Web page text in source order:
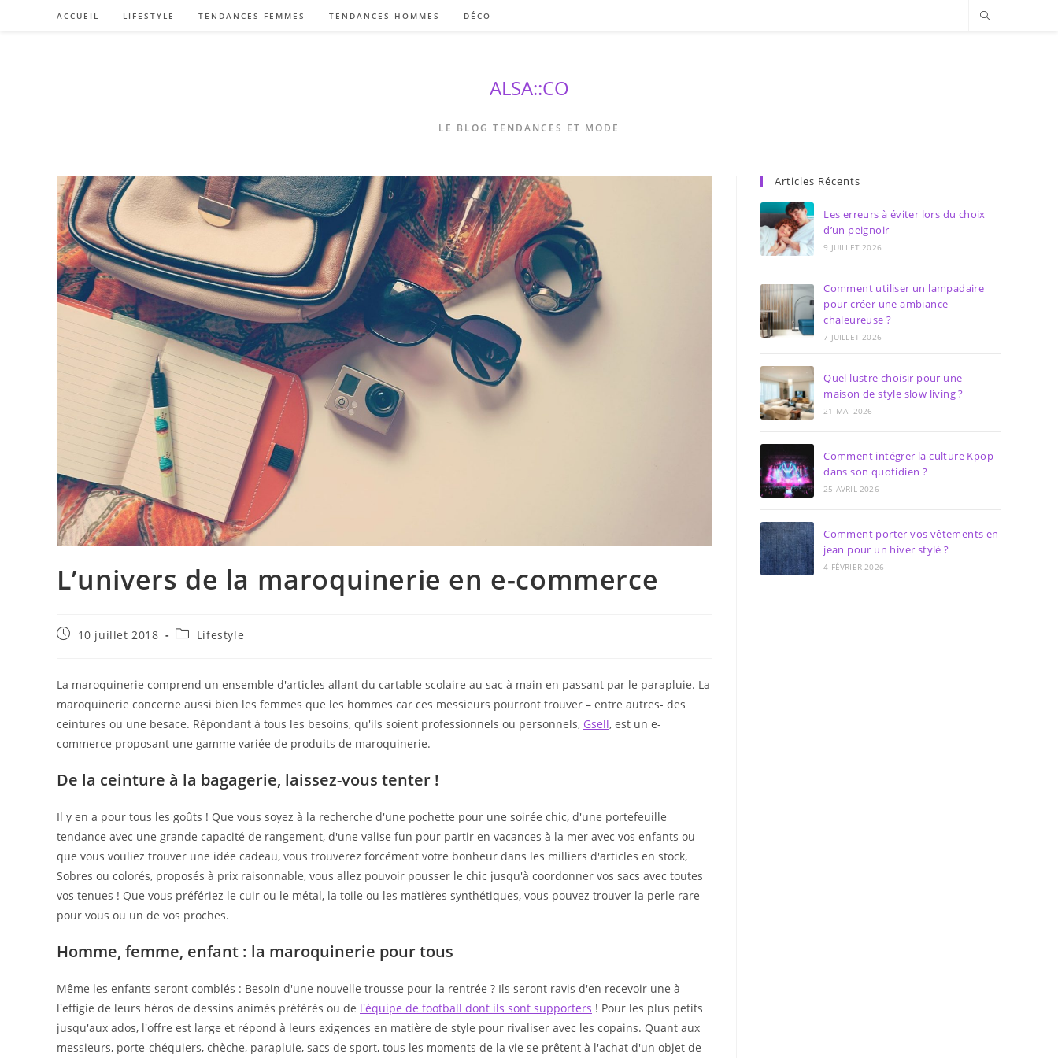
ACCUEIL LIFESTYLE TENDANCES FEMMES TENDANCES HOMMES DÉCO
ALSA::CO
LE BLOG TENDANCES ET MODE
L’univers de la maroquinerie en e-commerce
Publication
10 juillet 2018
PostLifestyle
La maroquinerie comprend un ensemble d'articles allant du cartable scolaire au sac à main en passant par le parapluie. La
maroquinerie concerne aussi bien les femmes que les hommes car ces messieurs pourront trouver – entre autres- des
ceintures ou une besace. Répondant à tous les besoins, qu'ils soient professionnels ou personnels, Gsell, est un e-
commerce proposant une gamme variée de produits de maroquinerie.
De la ceinture à la bagagerie, laissez-vous tenter !
Il y en a pour tous les goûts ! Que vous soyez à la recherche d'une pochette pour une soirée chic, d'une portefeuille
tendance avec une grande capacité de rangement, d'une valise fun pour partir en vacances à la mer avec vos enfants ou
que vous vouliez trouver une idée cadeau, vous trouverez forcément votre bonheur dans les milliers d'articles en stock,
Sobres ou colorés, proposés à prix raisonnable, vous allez pouvoir pousser le chic jusqu'à coordonner vos sacs avec toutes
vos tenues ! Que vous préfériez le cuir ou le métal, la toile ou les matières synthétiques, vous pouvez trouver la perle rare
pour vous ou un de vos proches.
Homme, femme, enfant : la maroquinerie pour tous
Même les enfants seront comblés : Besoin d'une nouvelle trousse pour la rentrée ? Ils seront ravis d'en recevoir une à
l'effigie de leurs héros de dessins animés préférés ou de l'équipe de football dont ils sont supporters ! Pour les plus petits
jusqu'aux ados, l'offre est large et répond à leurs exigences en matière de style pour rivaliser avec les copains. Quant aux
messieurs, porte-chéquiers, chèche, parapluie, sacs de sport, tous les moments de la vie se prêtent à l'achat d'un objet de
Articles Récents
Les erreurs à éviter lors du choix
d’un peignoir
9 JUILLET 2026
Comment utiliser un lampadaire
pour créer une ambiance
chaleureuse ?
7 JUILLET 2026
Quel lustre choisir pour une
maison de style slow living ?
21 MAI 2026
Comment intégrer la culture Kpop
dans son quotidien ?
25 AVRIL 2026
Comment porter vos vêtements en
jean pour un hiver stylé ?
4 FÉVRIER 2026